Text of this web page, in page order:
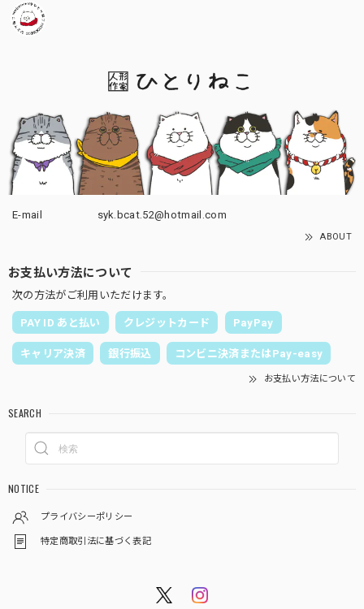
E-mail syk.bcat.52@hotmail.com
ABOUT
お支払い方法について
次の方法がご利用いただけます。
PAY ID あと払い クレジットカード PayPay
キャリア決済 銀行振込 コンビニ決済またはPay-easy
お支払い方法について
SEARCH
NOTICE
プライバシーポリシー
特定商取引法に基づく表記